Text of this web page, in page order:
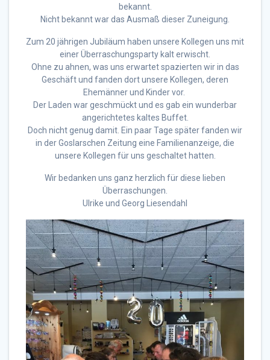
bekannt.
Nicht bekannt war das Ausmaß dieser Zuneigung.
Zum 20 jährigen Jubiläum haben unsere Kollegen uns mit
einer Überraschungsparty kalt erwischt.
Ohne zu ahnen, was uns erwartet spazierten wir in das
Geschäft und fanden dort unsere Kollegen, deren
Ehemänner und Kinder vor.
Der Laden war geschmückt und es gab ein wunderbar
angerichtetes kaltes Buffet.
Doch nicht genug damit. Ein paar Tage später fanden wir
in der Goslarschen Zeitung eine Familienanzeige, die
unsere Kollegen für uns geschaltet hatten.
Wir bedanken uns ganz herzlich für diese lieben
Überraschungen.
Ulrike und Georg Liesendahl